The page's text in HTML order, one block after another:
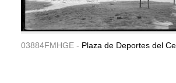
03884FMHGE - Plaza de Deportes del